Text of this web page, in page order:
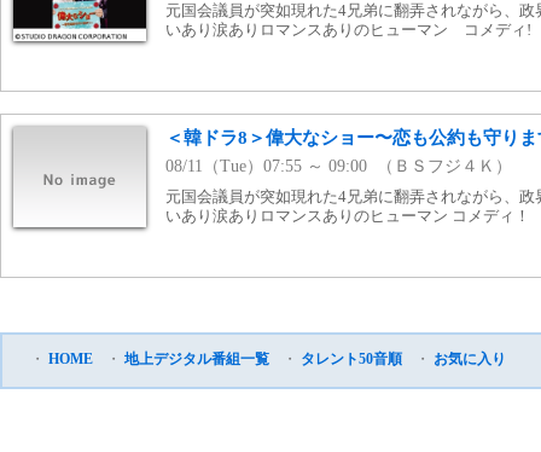
元国会議員が突如現れた4兄弟に翻弄されながら、
いあり涙ありロマンスありのヒューマン コメディ!
＜韓ドラ8＞偉大なショー〜恋も公約も守り
08/11（Tue）07:55 ～ 09:00 （ＢＳフジ４Ｋ）
元国会議員が突如現れた4兄弟に翻弄されながら、
いあり涙ありロマンスありのヒューマン コメディ！
・ HOME ・ 地上デジタル番組一覧 ・ タレント50音順 ・ お気に入り